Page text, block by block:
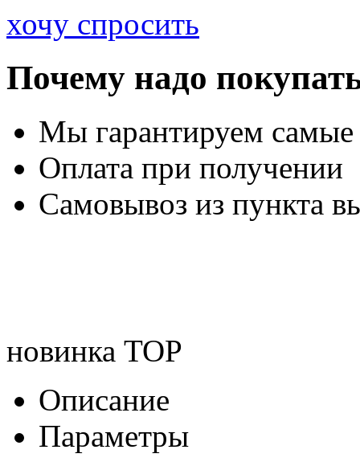
хочу спросить
Почему надо
Мы гарантируем
Оплата при получении
Самовывоз из пункта
новинка TOP
Описание
Параметры